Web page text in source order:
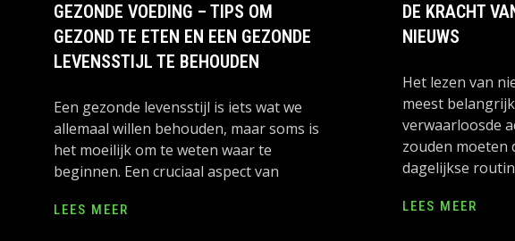
GEZONDE VOEDING – TIPS OM
GEZOND TE ETEN EN EEN GEZONDE
LEVENSSTIJL TE BEHOUDEN
Een gezonde levensstijl is iets wat we
allemaal willen behouden, maar soms is
het moeilijk om te weten waar te
beginnen. Een cruciaal aspect van
LEES MEER
DE KRACHT
NIEUWS
Het lezen van
meest
verwaarloosde
zouden moeten
dagelijkse
LEES MEER